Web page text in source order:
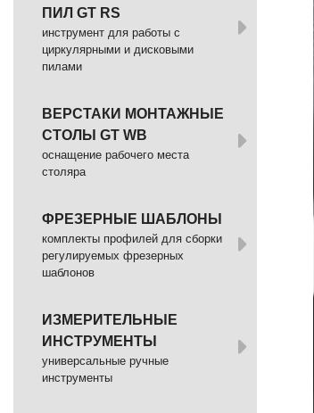
ПИЛ GT RS
инструмент для работы с
циркулярными и дисковыми
пилами
ВЕРСТАКИ МОНТАЖНЫЕ
СТОЛЫ GT WB
оснащение рабочего места
столяра
ФРЕЗЕРНЫЕ ШАБЛОНЫ
комплекты профилей для сборки
регулируемых фрезерных
шаблонов
ИЗМЕРИТЕЛЬНЫЕ
ИНСТРУМЕНТЫ
универсальные ручные
инструменты